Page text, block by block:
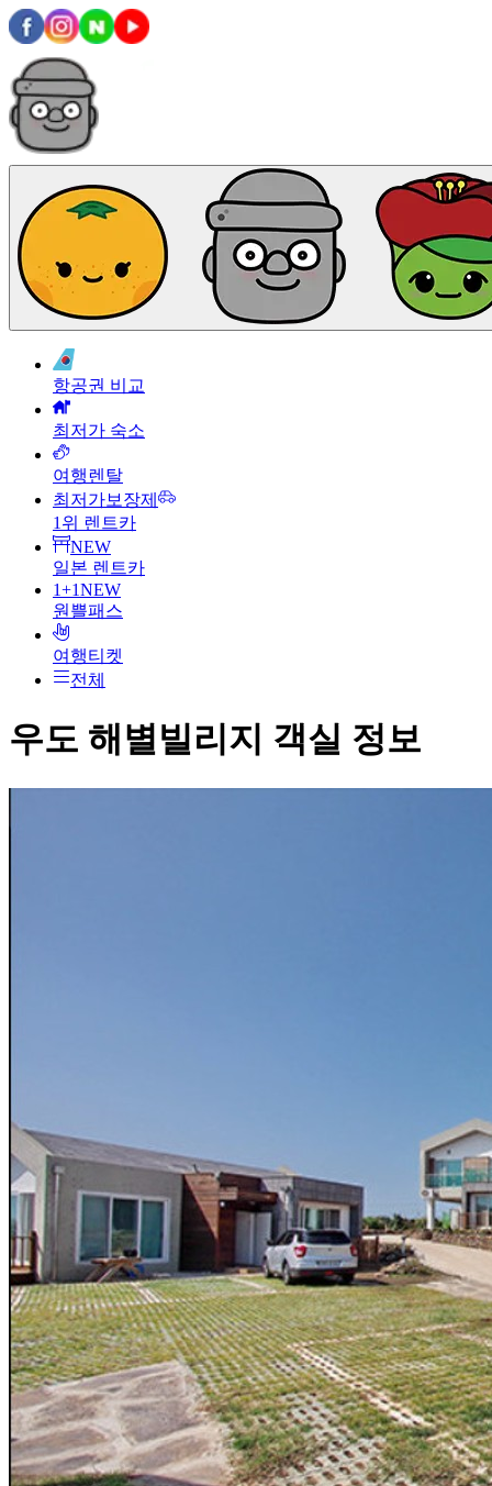
항공권 비교
최저가 숙소
여행렌탈
최저가보장제
1위 렌트카
NEW
일본 렌트카
1+1NEW
원쁠패스
여행티켓
전체
우도 해별빌리지 객실 정보